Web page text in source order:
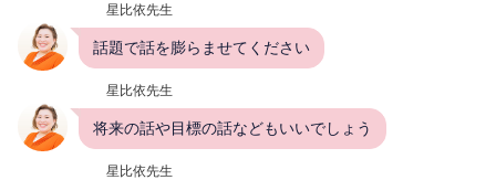
星比依先生
話題で話を膨らませてください
星比依先生
将来の話や目標の話などもいいでしょう
星比依先生